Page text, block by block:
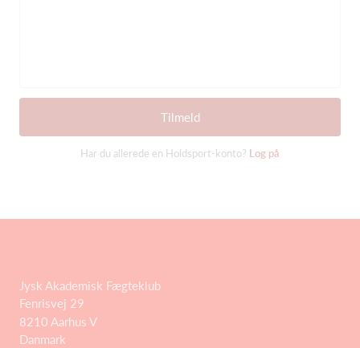
Tilmeld
Har du allerede en Holdsport-konto? Log på
Jysk Akademisk Fægteklub
Fenrisvej 29
8210 Aarhus V
Danmark